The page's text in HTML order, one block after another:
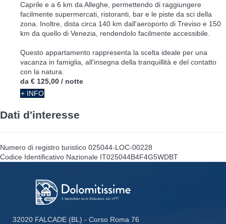
Caprile e a 6 km da Alleghe, permettendo di raggiungere
facilmente supermercati, ristoranti, bar e le piste da sci della
zona. Inoltre, dista circa 140 km dall'aeroporto di Treviso e 150
km da quello di Venezia, rendendolo facilmente accessibile.
Questo appartamento rappresenta la scelta ideale per una
vacanza in famiglia, all'insegna della tranquillità e del contatto
con la natura.
da € 125,00 / notte
+ INFO
Dati d'interesse
Numero di registro turistico 025044-LOC-00228
Codice Identificativo Nazionale IT025044B4F4G5WDBT
32020 FALCADE (BL) - Corso Roma 76